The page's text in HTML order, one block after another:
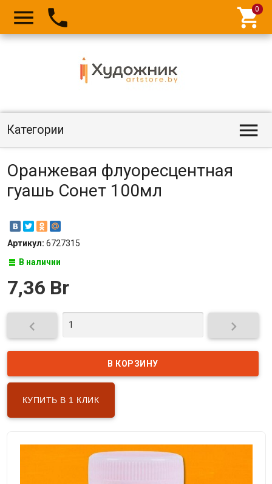
  
Категории 
Оранжевая флуоресцентная
гуашь Сонет 100мл
Артикул: 6727315
В наличии
7,36 Br
 
КУПИТЬ В 1 КЛИК